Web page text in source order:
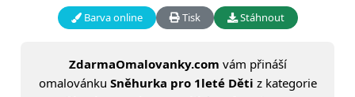
Barva online Tisk Stáhnout
ZdarmaOmalovanky.com vám přináší
omalovánku Sněhurka pro 1leté Děti z kategorie